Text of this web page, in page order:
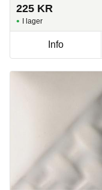
225 KR
I lager
Info